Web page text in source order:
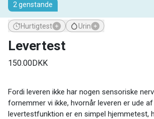
2 genstande
Hurtigtest Urin
Levertest
150.00DKK
Fordi leveren ikke har nogen sensoriske
fornemmer vi ikke, hvornår leveren er ude af
levertestfunktion er en simpel hjemmetest,